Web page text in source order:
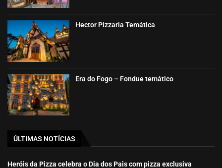
Hector Pizzaria Temática
Era do Fogo – Fondue temático
ÚLTIMAS NOTÍCIAS
Heróis da Pizza celebra o Dia dos Pais com pizza exclusiva